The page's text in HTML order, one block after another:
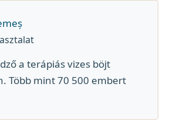
a terápiás vizes böjt
Több mint 70 500 embert